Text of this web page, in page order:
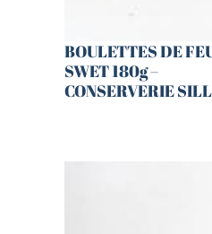
BOULETTES DE
SWET 180g –
CONSERVERIE